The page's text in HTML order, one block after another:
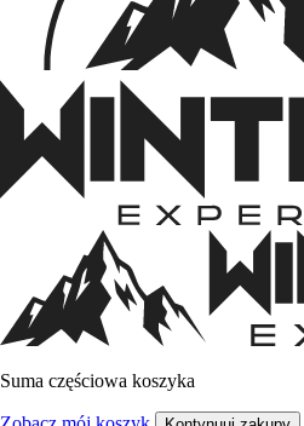
Suma częściowa koszyka